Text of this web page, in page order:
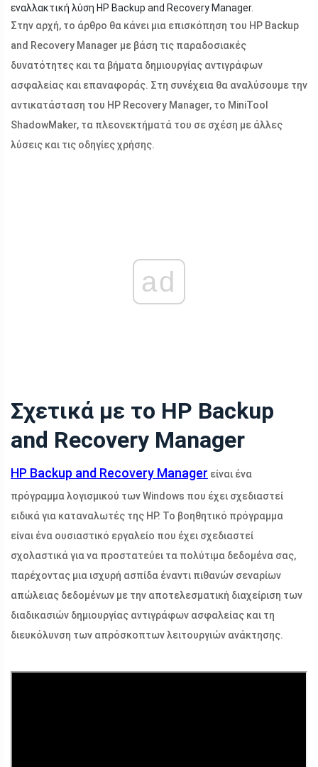
εναλλακτική λύση HP Backup and Recovery Manager.
Στην αρχή, το άρθρο θα κάνει μια επισκόπηση του HP Backup
and Recovery Manager με βάση τις παραδοσιακές
δυνατότητες και τα βήματα δημιουργίας αντιγράφων
ασφαλείας και επαναφοράς. Στη συνέχεια θα αναλύσουμε την
αντικατάσταση του HP Recovery Manager, το MiniTool
ShadowMaker, τα πλεονεκτήματά του σε σχέση με άλλες
λύσεις και τις οδηγίες χρήσης.
ad
Σχετικά με το HP Backup
and Recovery Manager
HP Backup and Recovery Manager είναι ένα
πρόγραμμα λογισμικού των Windows που έχει σχεδιαστεί
ειδικά για καταναλωτές της HP. Το βοηθητικό πρόγραμμα
είναι ένα ουσιαστικό εργαλείο που έχει σχεδιαστεί
σχολαστικά για να προστατεύει τα πολύτιμα δεδομένα σας,
παρέχοντας μια ισχυρή ασπίδα έναντι πιθανών σεναρίων
απώλειας δεδομένων με την αποτελεσματική διαχείριση των
διαδικασιών δημιουργίας αντιγράφων ασφαλείας και τη
διευκόλυνση των απρόσκοπτων λειτουργιών ανάκτησης.